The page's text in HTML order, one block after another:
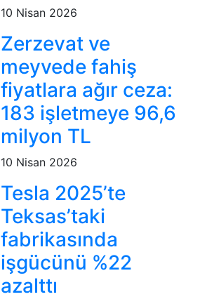
10 Nisan 2026
Zerzevat ve
meyvede fahiş
fiyatlara ağır ceza:
183 işletmeye 96,6
milyon TL
10 Nisan 2026
Tesla 2025’te
Teksas’taki
fabrikasında
işgücünü %22
azalttı